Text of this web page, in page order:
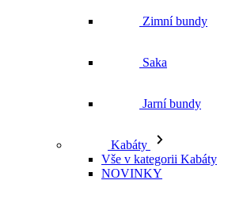
Zimní bundy
Saka
Jarní bundy
Kabáty
Vše v kategorii Kabáty
NOVINKY